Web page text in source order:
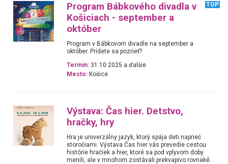
Program Bábkového divadla v
Košiciach - september a
október
TOP
Program v Bábkovom divadle na september a
október. Prídete sa pozrieť?
Termín: 31.10.2025 a ďalšie
Mesto: Košice
Výstava: Čas hier. Detstvo,
hračky, hry
Hra je univerzálny jazyk, ktorý spája deti naprieč
storočiami. Výstava Čas hier vás prevedie cestou
histórie hračiek a hier, ktoré sa pod vplyvom doby
menili, ale v mnohom zostávali prekvapivo rovnaké.